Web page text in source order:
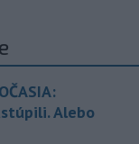
Alebo